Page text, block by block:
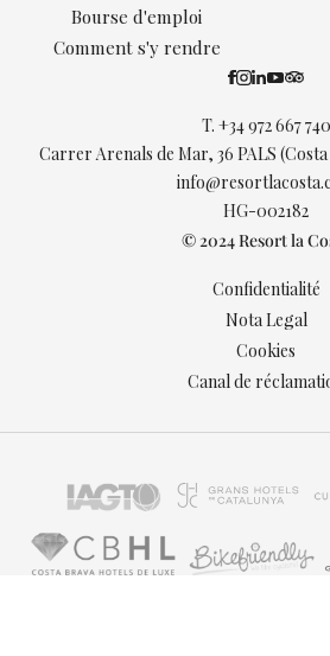
T. +34 972 667 740
Carrer Arenals de Mar, 36 PALS
HG-002182
Bourse d'emploi
Comment s'y rendre
© 2024 Resort la
Confidentialité
Nota Legal
Cookies
Canal de